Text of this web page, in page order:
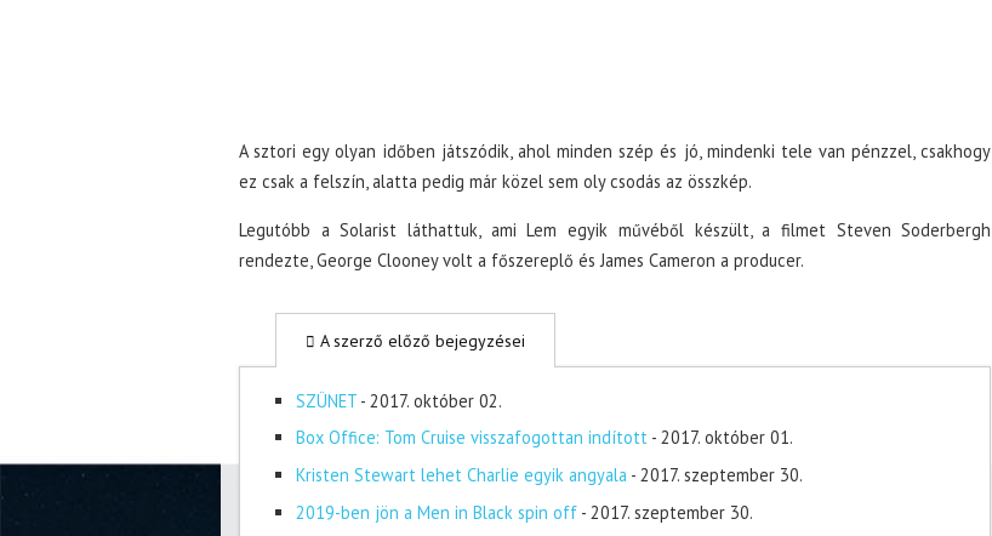
A sztori egy olyan időben játszódik, ahol minden szép és jó, mindenki tele van pénzzel, csakhogy
ez csak a felszín, alatta pedig már közel sem oly csodás az összkép.
Legutóbb a Solarist láthattuk, ami Lem egyik művéből készült, a filmet Steven Soderbergh
rendezte, George Clooney volt a főszereplő és James Cameron a producer.
A szerző előző bejegyzései
SZÜNET - 2017. október 02.
Box Office: Tom Cruise visszafogottan indított - 2017. október 01.
Kristen Stewart lehet Charlie egyik angyala - 2017. szeptember 30.
2019-ben jön a Men in Black spin off - 2017. szeptember 30.